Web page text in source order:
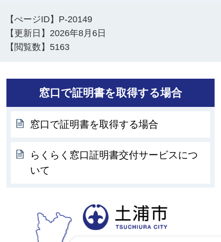
【ぺージID】 P-20149
【更新日】 2026年8月6日
【閲覧数】 5163
窓口で証明書を取得する場合
窓口で証明書を取得する場合
らくらく窓口証明書交付サービスにつ
いて